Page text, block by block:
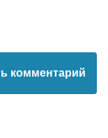
комментарий